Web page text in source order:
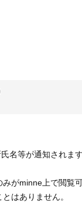
名等が通知されま
みがminne上で閲覧
はありません。